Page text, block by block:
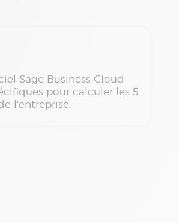
Sage Business Cloud
pour calculer les 5
l'entreprise.